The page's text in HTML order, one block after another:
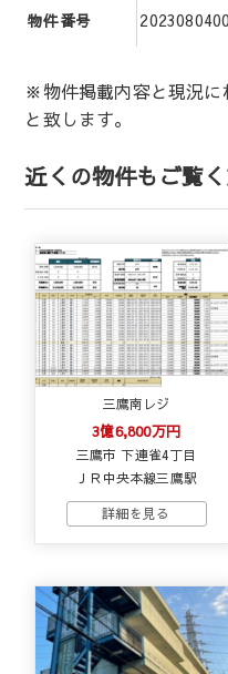
物件番号
※物件掲載内容と現況に
と致します。
近くの物件もご覧
三鷹南レジ
3億6,800万円
三鷹市 下連雀4丁目
ＪＲ中央本線三鷹駅